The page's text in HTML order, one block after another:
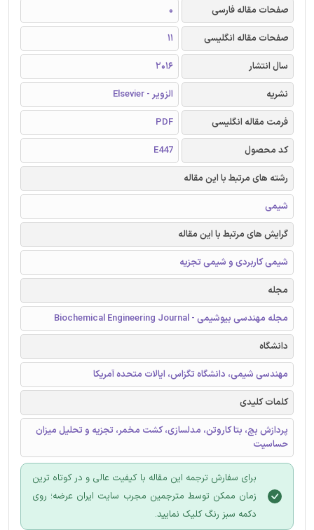
صفحات مقاله فارسی
0
صفحات مقاله انگلیسی
11
سال انتشار
2016
نشریه
الزویر - Elsevier
فرمت مقاله انگلیسی
PDF
کد محصول
E447
رشته های مرتبط با این مقاله
شیمی
گرایش های مرتبط با این مقاله
شیمی کاربردی و شیمی تجزیه
مجله
مجله مهندسی بیوشیمی - Biochemical Engineering Journal
دانشگاه
مهندسی شیمی، دانشگاه تگزاس، ایالات متحده آمریکا
کلمات کلیدی
پردازش بچ، بتا کاروتن، مدلسازی، کشت مخمر، تجزیه و تحلیل میزان
حساسیت
برای سفارش ترجمه این مقاله با کیفیت عالی و در کوتاه ترین
زمان ممکن توسط مترجمین مجرب سایت ایران عرضه؛ روی
دکمه سبز رنگ کلیک نمایید.